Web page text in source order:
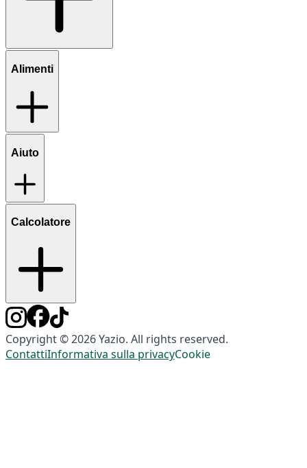
Alimenti
Aiuto
Calcolatore
Copyright © 2026 Yazio. All rights reserved.
ContattiInformativa sulla privacyCookie